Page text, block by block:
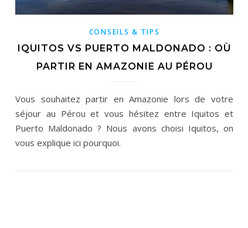
CONSEILS & TIPS
IQUITOS VS PUERTO MALDONADO : OÙ
PARTIR EN AMAZONIE AU PÉROU
Vous souhaitez partir en Amazonie lors de votre
séjour au Pérou et vous hésitez entre Iquitos et
Puerto Maldonado ? Nous avons choisi Iquitos, on
vous explique ici pourquoi.